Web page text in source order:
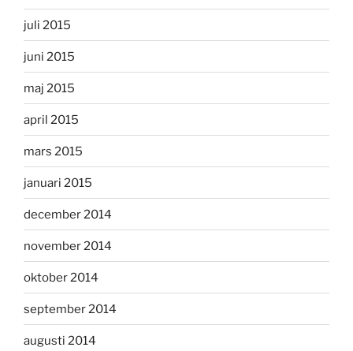
juli 2015
juni 2015
maj 2015
april 2015
mars 2015
januari 2015
december 2014
november 2014
oktober 2014
september 2014
augusti 2014